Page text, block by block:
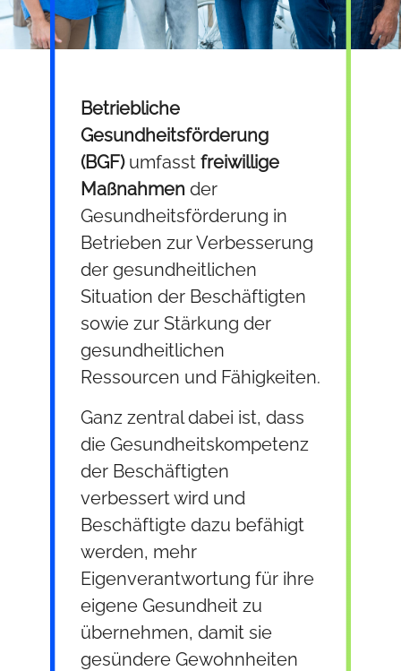
Betriebliche
Gesundheitsförderung
(BGF)umfasst freiwillige
Maßnahmen der
Gesundheitsförderung in
Betrieben zur Verbesserung
der gesundheitlichen
Situation der Beschäftigten
sowie zur Stärkung der
gesundheitlichen
Ressourcen und Fähigkeiten.
Ganz zentral dabei ist, dass
die Gesundheitskompetenz
der Beschäftigten
verbessert wird und
Beschäftigte dazu befähigt
werden, mehr
Eigenverantwortung für ihre
eigene Gesundheit zu
übernehmen, damit sie
gesündere Gewohnheiten